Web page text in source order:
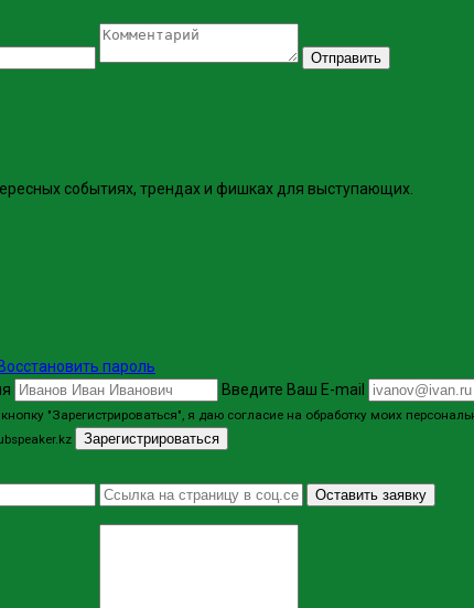
Отправить
событиях, трендах и фишках ​для выступающих.
Восстановить пароль
Введите Ваш E-mail
"Зарегистрироваться", я даю согласие на обработку моих
Зарегистрироваться
Оставить заявку